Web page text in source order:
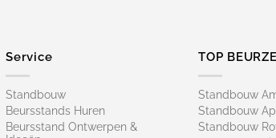
Service
Standbouw
Beursstands Huren
Beursstand Ontwerpen &
TOP
Standbouw
Standbouw
Standbouw